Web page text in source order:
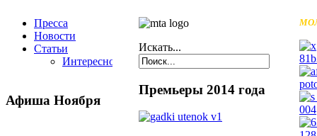
Пресса
Новости
Статьи
Интересное
Афиша Ноября
Искать...
Премьеры 2014 года